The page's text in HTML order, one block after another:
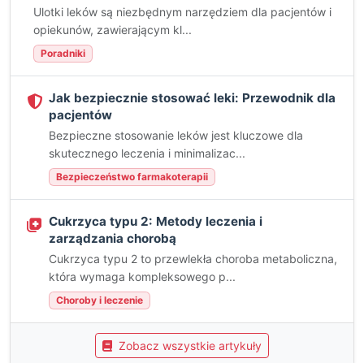
Ulotki leków są niezbędnym narzędziem dla pacjentów i
opiekunów, zawierającym kl...
Poradniki
Jak bezpiecznie stosować leki: Przewodnik dla
pacjentów
Bezpieczne stosowanie leków jest kluczowe dla
skutecznego leczenia i minimalizac...
Bezpieczeństwo farmakoterapii
Cukrzyca typu 2: Metody leczenia i
zarządzania chorobą
Cukrzyca typu 2 to przewlekła choroba metaboliczna,
która wymaga kompleksowego p...
Choroby i leczenie
Zobacz wszystkie artykuły